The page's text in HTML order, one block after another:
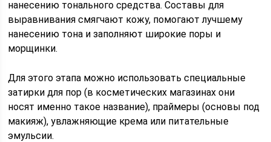
нанесению тонального средства. Составы для
выравнивания смягчают кожу, помогают лучшему
нанесению тона и заполняют широкие поры и
морщинки.
Для этого этапа можно использовать специальные
затирки для пор (в косметических магазинах они
носят именно такое название), праймеры (основы под
макияж), увлажняющие крема или питательные
эмульсии.